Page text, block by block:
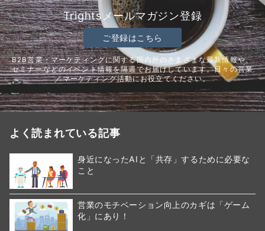
Trightsメールマガジン登録
ご登録はこちら
B2B営業・マーケティングに関する国内外のさまざまな最新情報や、
セミナーなどのイベント情報を隔週でお届けしています。日々の営業
／マーケティング活動にお役立てください。
よく読まれている記事
身近になったAIと「共存」するために必要な
こと
営業のモチベーション向上のカギは「ゲーム
化」にあり！